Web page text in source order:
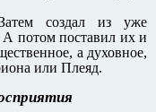
создал из уже
А потом поставил их и
а духовное,
или Плеяд.